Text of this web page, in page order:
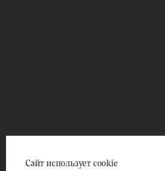
Сайт использует cookie